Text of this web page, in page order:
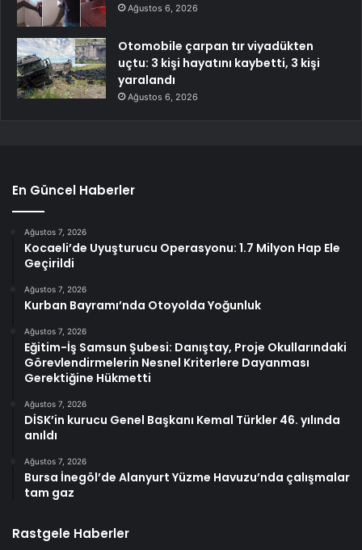
Ağustos 6, 2026
Otomobile çarpan tır viyadükten
uçtu: 3 kişi hayatını kaybetti, 3 kişi
yaralandı
Ağustos 6, 2026
En Güncel Haberler
Ağustos 7, 2026
Kocaeli’de Uyuşturucu Operasyonu: 1.7 Milyon Hap Ele
Geçirildi
Ağustos 7, 2026
Kurban Bayramı’nda Otoyolda Yoğunluk
Ağustos 7, 2026
Eğitim-İş Samsun Şubesi: Danıştay, Proje Okullarındaki
Görevlendirmelerin Nesnel Kriterlere Dayanması
Gerektiğine Hükmetti
Ağustos 7, 2026
DİSK’in kurucu Genel Başkanı Kemal Türkler 46. yılında
anıldı
Ağustos 7, 2026
Bursa İnegöl’de Alanyurt Yüzme Havuzu’nda çalışmalar
tam gaz
Rastgele Haberler